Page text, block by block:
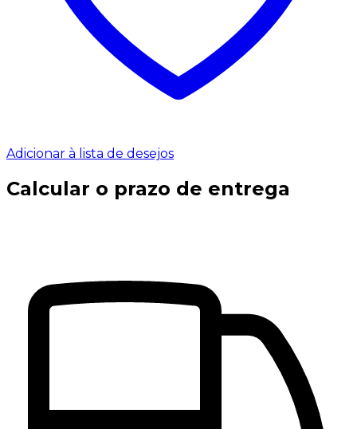
Adicionar à lista de desejos
Calcular o prazo de entrega